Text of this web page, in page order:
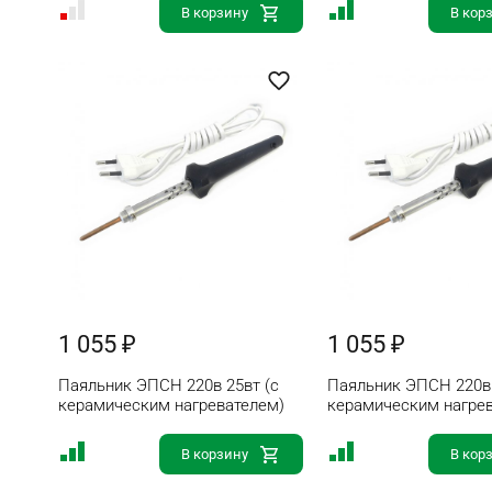
В корзину В
1 055 ₽
Паяльник ЭПСН 220в 25вт (с
керамическим нагревателем)
В корзину
1 055 ₽
Паяльник ЭПСН 220в
керамическим
В